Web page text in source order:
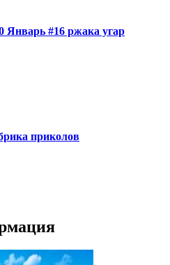
#16 ржака угар
приколов